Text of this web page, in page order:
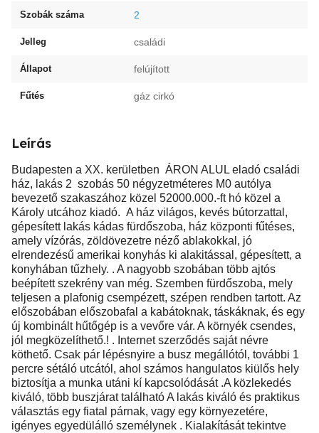
Szobák száma 2
Jelleg családi
Állapot felújított
Fűtés gáz cirkó
Leírás
Budapesten a XX. kerületben ÁRON ALUL eladó családi
ház, lakás 2 szobás 50 négyzetméteres M0 autólya
bevezető szakaszához közel 52000.000.-ft hó közel a
Károly utcához kiadó. A ház világos, kevés bútorzattal,
gépesített lakás kádas fürdőszoba, ház központi fűtéses,
amely vízórás, zöldövezetre néző ablakokkal, jó
elrendezésű amerikai konyhás ki alakitással, gépesített, a
konyhában tűzhely. . A nagyobb szobában több ajtós
beépített szekrény van még. Szemben fürdőszoba, mely
teljesen a plafonig csempézett, szépen rendben tartott. Az
előszobában előszobafal a kabátoknak, táskáknak, és egy
új kombinált hűtőgép is a vevőre vár. A környék csendes,
jól megközelíthető.! . Internet szerződés saját névre
köthető. Csak pár lépésnyire a busz megállótól, további 1
percre sétáló utcától, ahol számos hangulatos kiülős hely
biztosítja a munka utáni kí kapcsolódását .A közlekedés
kiváló, több buszjárat található A lakás kiváló és praktikus
választás egy fiatal párnak, vagy egy környezetére,
igényes egyedülálló személynek . Kialakítását tekintve